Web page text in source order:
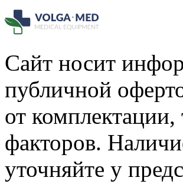
Сайт носит
публичной
от
факторов.
уточняйте у